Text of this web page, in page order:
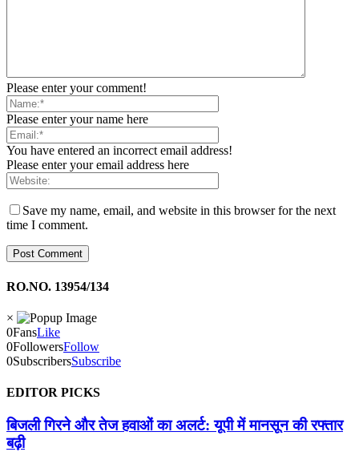
Please enter your comment!
Please enter your name here
You have entered an incorrect email address!
Please enter your email address here
Save my name, email, and website in this browser for the next
time I comment.
RO.NO. 13954/134
×
0FansLike
0FollowersFollow
0SubscribersSubscribe
EDITOR PICKS
बिजली गिरने और तेज हवाओं का अलर्ट: यूपी में मानसून की रफ्तार
बढ़ी